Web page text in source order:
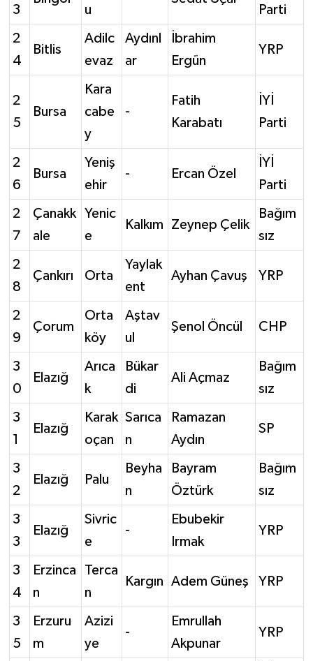
3
u
Parti
2
4
Bitlis
Adilc
evaz
Aydınl
ar
İbrahim
Ergün
YRP
2
5
Bursa
Kara
cabe
y
-
Fatih
Karabatı
İYİ
Parti
2
6
Bursa
Yeniş
ehir
- Ercan Özel
İYİ
Parti
2
7
Çanakk
ale
Yenic
e
Kalkım Zeynep Çelik
Bağım
sız
2
8
Çankırı Orta
Yaylak
ent
Ayhan Çavuş YRP
2
9
Çorum
Orta
köy
Aştav
ul
Şenol Öncül CHP
3
0
Elazığ
Arıca
k
Bükar
di
Ali Açmaz
Bağım
sız
3
1
Elazığ
Karak
oçan
Sarıca
n
Ramazan
Aydın
SP
3
2
Elazığ Palu
Beyha
n
Bayram
Öztürk
Bağım
sız
3
3
Elazığ
Sivric
e
-
Ebubekir
Irmak
YRP
3
4
Erzinca
n
Terca
n
Kargın Adem Güneş YRP
3
5
Erzuru
m
Azizi
ye
-
Emrullah
Akpunar
YRP